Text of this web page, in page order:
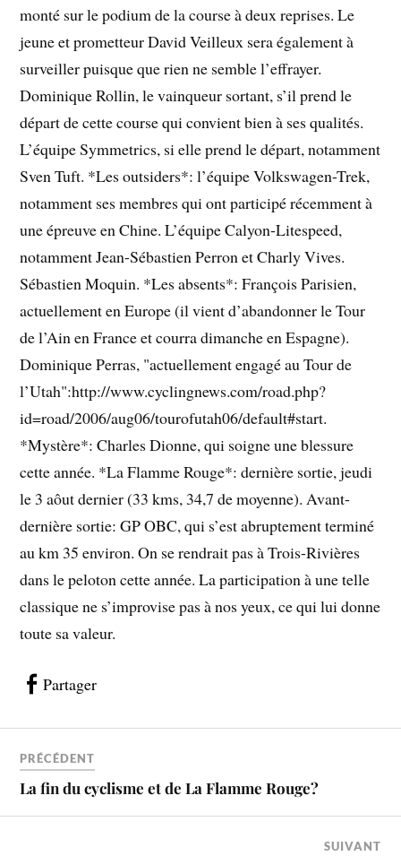
monté sur le podium de la course à deux reprises. Le
jeune et prometteur David Veilleux sera également à
surveiller puisque que rien ne semble l’effrayer.
Dominique Rollin, le vainqueur sortant, s’il prend le
départ de cette course qui convient bien à ses qualités.
L’équipe Symmetrics, si elle prend le départ, notamment
Sven Tuft. *Les outsiders*: l’équipe Volkswagen-Trek,
notamment ses membres qui ont participé récemment à
une épreuve en Chine. L’équipe Calyon-Litespeed,
notamment Jean-Sébastien Perron et Charly Vives.
Sébastien Moquin. *Les absents*: François Parisien,
actuellement en Europe (il vient d’abandonner le Tour
de l’Ain en France et courra dimanche en Espagne).
Dominique Perras, "actuellement engagé au Tour de
l’Utah":http://www.cyclingnews.com/road.php?
id=road/2006/aug06/tourofutah06/default#start.
*Mystère*: Charles Dionne, qui soigne une blessure
cette année. *La Flamme Rouge*: dernière sortie, jeudi
le 3 aôut dernier (33 kms, 34,7 de moyenne). Avant-
dernière sortie: GP OBC, qui s’est abruptement terminé
au km 35 environ. On se rendrait pas à Trois-Rivières
dans le peloton cette année. La participation à une telle
classique ne s’improvise pas à nos yeux, ce qui lui donne
toute sa valeur.
Partager
PRÉCÉDENT
La fin du cyclisme et de La Flamme Rouge?
SUIVANT